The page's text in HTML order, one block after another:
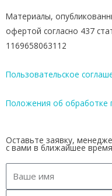
Материалы,
офертой согласно 437
1169658063112
Пользовательское
Положения об обработке
Оставьте заявку,
с вами в ближайшее время